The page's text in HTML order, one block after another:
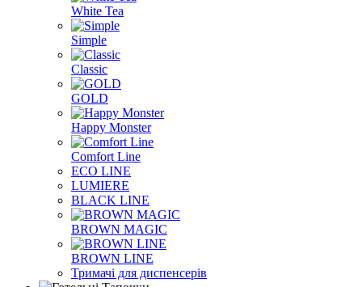
White Tea
Simple
Classic
GOLD
Happy Monster
Comfort Line
ECO LINE
LUMIERE
BLACK LINE
BROWN MAGIC
BROWN LINE
Тримачі для диспенсерів